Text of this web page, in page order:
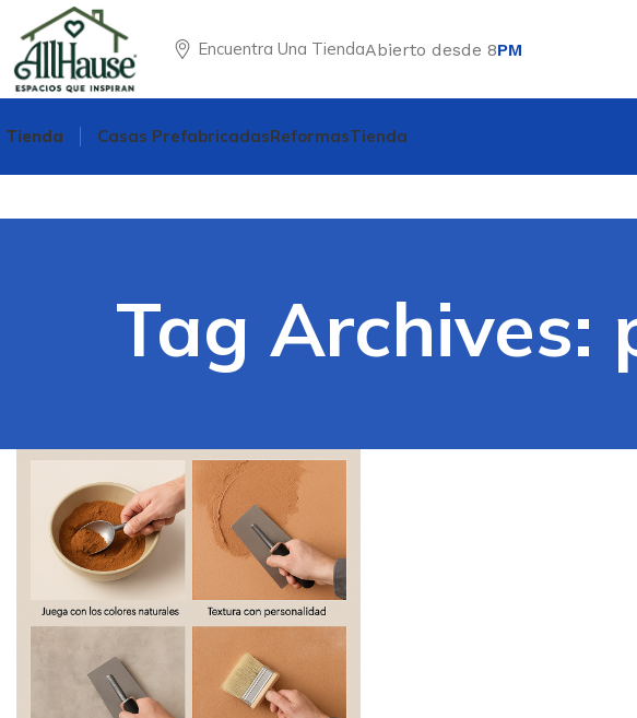
Encuentra Una TiendaAbierto desde 8PM
Tienda Casas PrefabricadasReformasTienda
Tag Archives: